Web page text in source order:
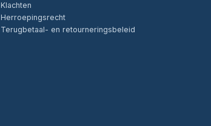
Klachten
Herroepingsrecht
Terugbetaal- en retourneringsbeleid